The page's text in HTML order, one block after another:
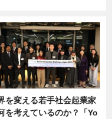
を変える若手社会起業家
を考えているのか？「Yo